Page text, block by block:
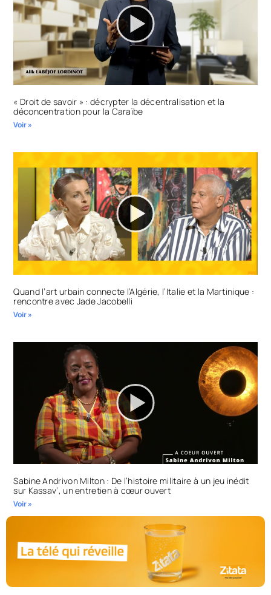
« Droit de savoir » : décrypter la décentralisation et la
déconcentration pour la Caraïbe
Voir »
Quand l’art urbain connecte l’Algérie, l’Italie et la Martinique :
rencontre avec Jade Jacobelli
Voir »
Sabine Andrivon Milton : De l’histoire militaire à un jeu inédit
sur Kassav’, un entretien à cœur ouvert
Voir »